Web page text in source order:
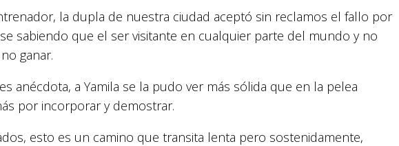
la dupla de nuestra ciudad aceptó sin reclamos el fallo por
sabiendo que el ser visitante en cualquier parte del mundo y no
ganar.
anécdota, a Yamila se la pudo ver más sólida que en la pelea
por incorporar y demostrar.
esto es un camino que transita lenta pero sostenidamente,